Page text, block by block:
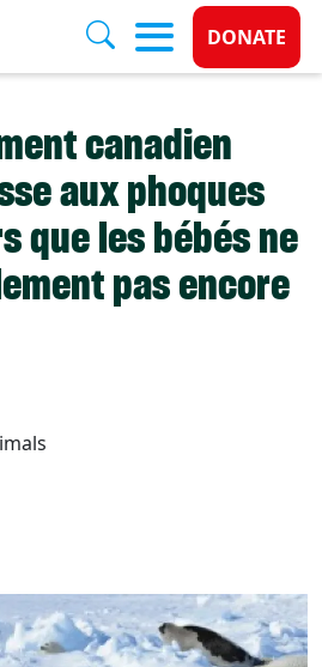
Donate
DONATE
canadien
aux phoques
que les bébés ne
pas encore